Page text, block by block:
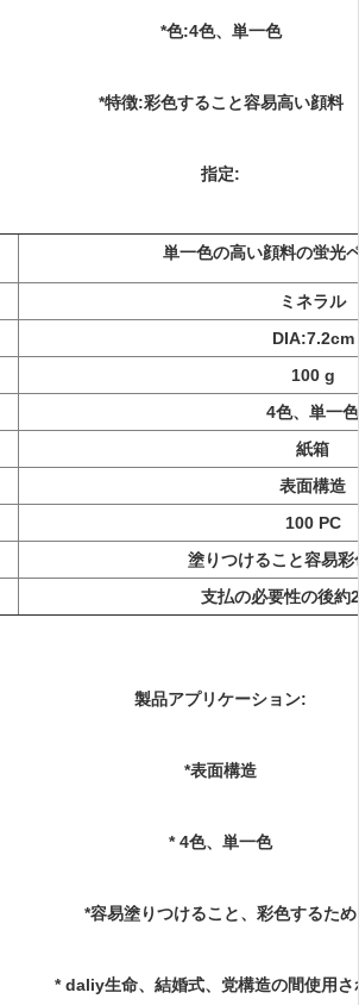
*色:4色、単一色
*特徴:彩色すること容易高い顔料
指定:
単一色の高い顔料の蛍光
ミネラル
DIA:7.2cm
100 g
4色、単一色
紙箱
表面構造
100 PC
塗りつけること容易彩
支払の必要性の後約
製品アプリケーション:
*表面構造
* 4色、単一色
*容易塗りつけること、彩色するため
* daliy生命、結婚式、党構造の間使用さ